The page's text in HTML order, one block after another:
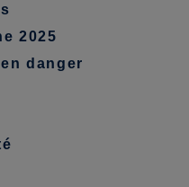
2025
danger